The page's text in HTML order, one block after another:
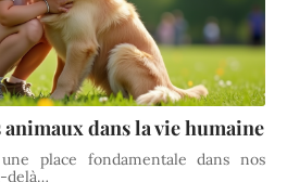
dans la vie humaine
place fondamentale dans nos
delà…